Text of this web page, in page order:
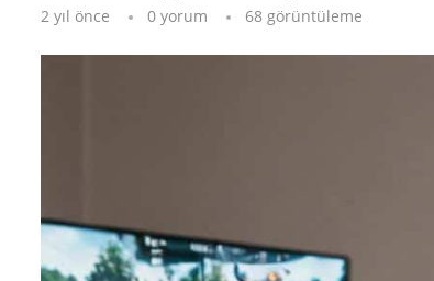
2 yıl önce 0 yorum 68 görüntüleme